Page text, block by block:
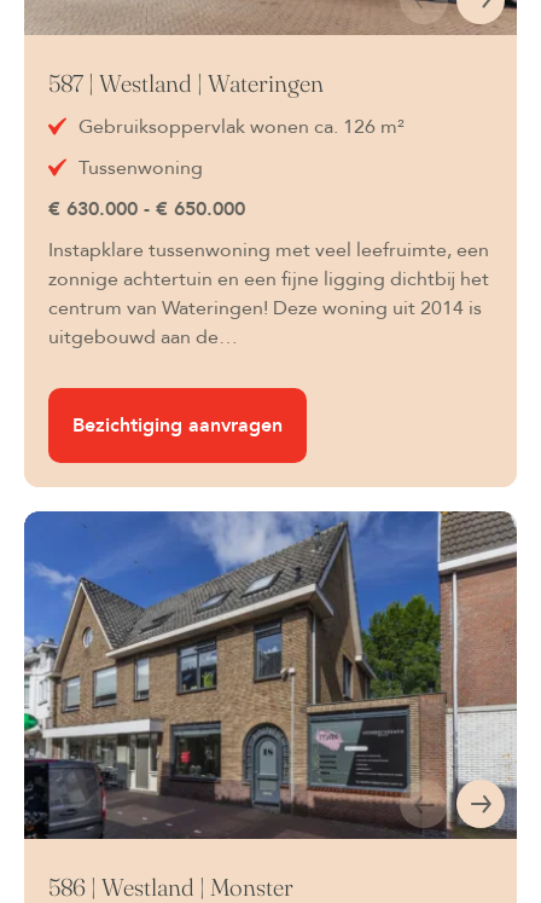
587 | Westland | Wateringen
Gebruiksoppervlak wonen ca. 126 m²
Tussenwoning
€ 630.000 - € 650.000
Instapklare tussenwoning met veel leefruimte, een
zonnige achtertuin en een fijne ligging dichtbij het
centrum van Wateringen! Deze woning uit 2014 is
uitgebouwd aan de…
Bezichtiging aanvragen
586 | Westland | Monster